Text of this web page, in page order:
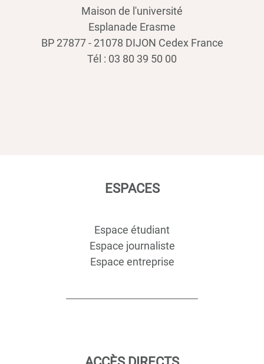
Maison de l'université
Esplanade Erasme
BP 27877 - 21078 DIJON Cedex France
Tél : 03 80 39 50 00
ESPACES
Espace étudiant
Espace journaliste
Espace entreprise